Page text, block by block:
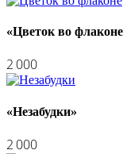
«Цветок во
2 000
«Незабудки»
2 000